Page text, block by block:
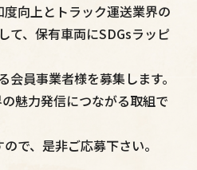
向上とトラック運送業界の
て、保有車両にSDGsラッピ
員事業者様を募集します。
魅力発信につながる取組で
で、是非ご応募下さい。